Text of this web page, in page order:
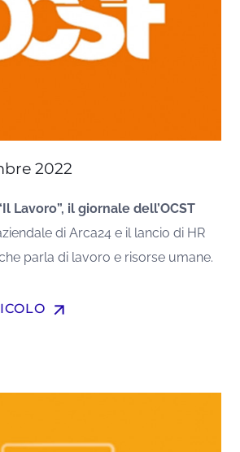
2022
Lavoro”, il giornale dell’OCST
di Arca24 e il lancio di HR
parla di lavoro e risorse umane.
arrow_upward